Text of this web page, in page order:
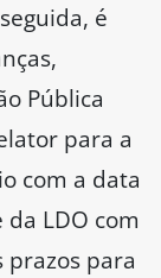
é
Pública
para a
com a data
LDO com
prazos para